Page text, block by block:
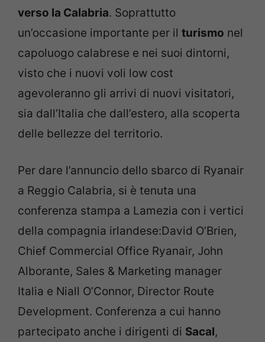
verso la Calabria. Soprattutto
un’occasione importante per il turismo nel
capoluogo calabrese e nei suoi dintorni,
visto che i nuovi voli low cost
agevoleranno gli arrivi di nuovi visitatori,
sia dall’Italia che dall’estero, alla scoperta
delle bellezze del territorio.
Per dare l’annuncio dello sbarco di Ryanair
a Reggio Calabria, si è tenuta una
conferenza stampa a Lamezia con i vertici
della compagnia irlandese:David O’Brien,
Chief Commercial Office Ryanair, John
Alborante, Sales & Marketing manager
Italia e Niall O’Connor, Director Route
Development. Conferenza a cui hanno
partecipato anche i dirigenti di Sacal,